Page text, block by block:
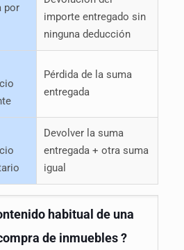
por
importe entregado sin
ninguna deducción
Pérdida de la suma
entregada
Devolver la suma
entregada + otra suma
igual
habitual de una
de inmuebles ?